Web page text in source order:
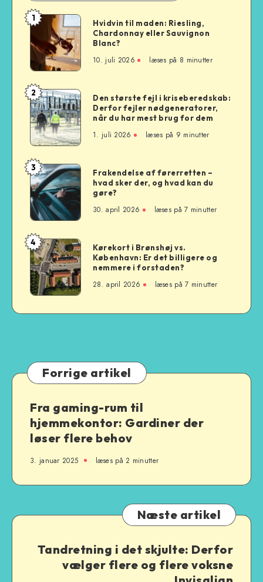
Hvidvin
maden:
Riesling,
Chardonnay
eller
Sauvignon
Blanc?
1
Hvidvin til maden: Riesling,
Chardonnay eller Sauvignon
Blanc?
10. juli 2026 læses på 8 minutter
Den
største
fejl
i
kriseberedskab:
Derfor
fejler
nødgeneratorer,
når
du
har
mest
brug
for
dem
2
Den største fejl i kriseberedskab:
Derfor fejler nødgeneratorer,
når du har mest brug for dem
1. juli 2026 læses på 9 minutter
Frakendelse
af
førerretten
–
hvad
sker
der,
og
hvad
kan
3
Frakendelse af førerretten –
hvad sker der, og hvad kan du
gøre?
30. april 2026 læses på 7 minutter
Kørekort
i
Brønshøj
vs.
København:
Er
nemmere
i
4
Kørekort i Brønshøj vs.
København: Er det billigere og
nemmere i forstaden?
28. april 2026 læses på 7 minutter
Forrige artikel
Fra gaming-rum til
hjemmekontor: Gardiner der
løser flere behov
3. januar 2025 læses på 2 minutter
Næste artikel
Tandretning i det skjulte: Derfor
vælger flere og flere voksne